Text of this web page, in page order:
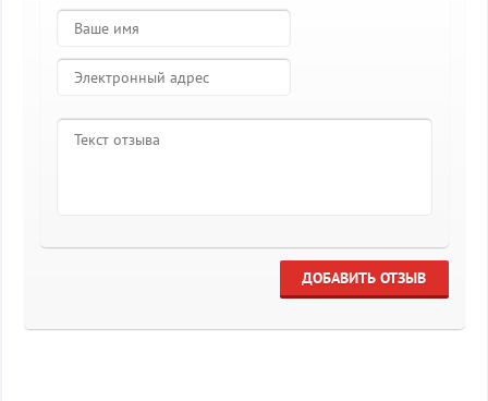
ДОБАВИТЬ ОТЗЫВ